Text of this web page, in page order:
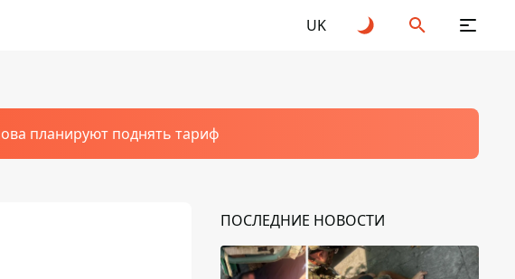
UK
планируют поднять тариф
ПОСЛЕДНИЕ НОВОСТИ